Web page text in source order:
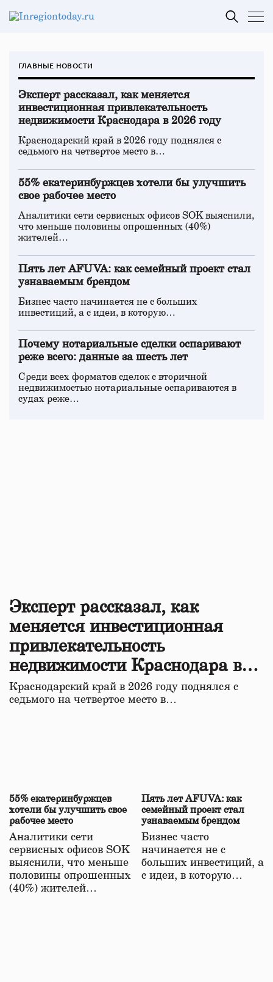
Эксперт рассказал, как
меняется инвестиционная
привлекательность
недвижимости Краснодара в
2026 году
Краснодарский край в 2026 году поднялся с
седьмого на четвертое место в…
55% екатеринбуржцев
хотели бы улучшить свое
рабочее место
Аналитики сети
сервисных офисов SOK
выяснили, что меньше
половины опрошенных
(40%) жителей…
Пять лет AFUVA: как
семейный проект стал
узнаваемым брендом
Бизнес часто
начинается не с
больших инвестиций, а
с идеи, в которую…
ГЛАВНЫЕ НОВОСТИ
Эксперт рассказал, как меняется
инвестиционная привлекательность
недвижимости Краснодара в 2026 году
Краснодарский край в 2026 году поднялся с
седьмого на четвертое место в…
55% екатеринбуржцев хотели бы улучшить
свое рабочее место
Аналитики сети сервисных офисов SOK выяснили,
что меньше половины опрошенных (40%)
жителей…
Пять лет AFUVA: как семейный проект стал
узнаваемым брендом
Бизнес часто начинается не с больших
инвестиций, а с идеи, в которую…
Почему нотариальные сделки оспаривают
реже всего: данные за шесть лет
Среди всех форматов сделок с вторичной
недвижимостью нотариальные оспариваются в
судах реже…